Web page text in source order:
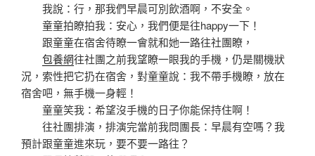
我說：行，那我們早晨可別飲酒啊，不安全。
童童拍瞭拍我：安心，我們便是往happy一下！
跟童童在宿舍待瞭一會就和她一路往社團瞭，
包養網往社團之前我望瞭一眼我的手機，仍是關機狀
況，索性把它扔在宿舍，對童童說：我不帶手機瞭，放在
宿舍吧，無手機一身輕！
童童笑我：希望沒手機的日子你能保持住啊！
往社團排演，排演完當前我問團長：早晨有空嗎？我
預計跟童童進來玩，要不要一路往？